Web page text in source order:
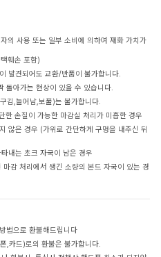
의 사용 또는 일부 소비에 의하여 재화 가치가
훼손 포함)
발견되어도 교환/반품이 불가합니다.
돌아가는 현상이 있을 수 있습니다.
김,늘어남,보풀)는 불가합니다.
한 손질이 가능한 마감실 처리가 미흡한 경우
않은 경우 (가위로 간단하게 구멍을 내주신 뒤
내는 초크 자국이 남은 경우
감 처리에서 생긴 소량의 본드 자국이 있는 경
법으로 환불해드립니다
,카드)로의 환불은 불가합니다.